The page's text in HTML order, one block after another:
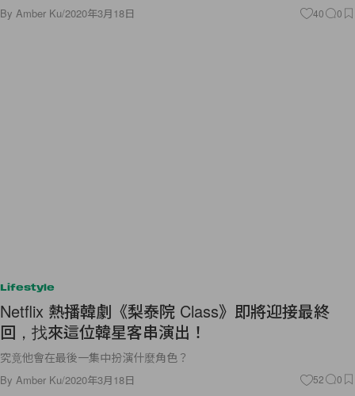
By Amber Ku/2020年3月18日 40 0
Lifestyle
Netflix 熱播韓劇《梨泰院 Class》即將迎接最終
回，找來這位韓星客串演出！
究竟他會在最後一集中扮演什麼角色？
By Amber Ku/2020年3月18日 52 0